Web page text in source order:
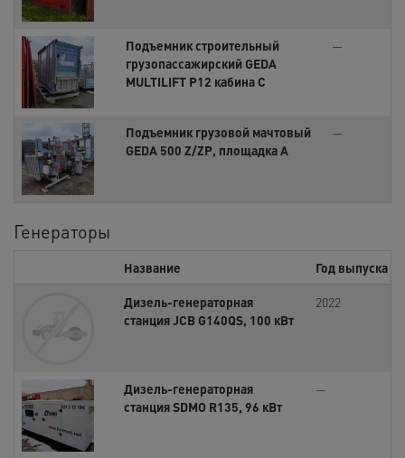
Подъемник строительный
грузопассажирский GEDA
MULTILIFT P12 кабина С
—
Подъемник грузовой мачтовый
GEDA 500 Z/ZP, площадка А
—
Генераторы
Название Год выпуска
Дизель-генераторная
станция JCB G140QS, 100 кВт
2022
Дизель-генераторная
станция SDMO R135, 96 кВт
—